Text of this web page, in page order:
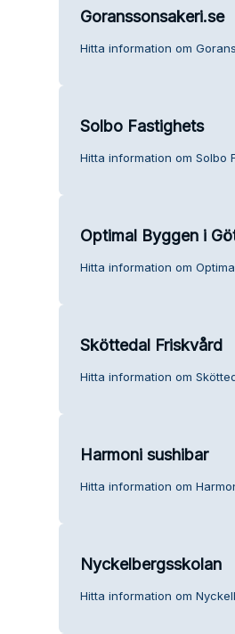
Goranssonsakeri.se
Hitta information om
Solbo Fastighets
Hitta information om Solbo
Optimal Byggen i
Hitta information om
Sköttedal Friskvård
Hitta information om
Harmoni sushibar
Hitta information om
Nyckelbergsskolan
Hitta information om